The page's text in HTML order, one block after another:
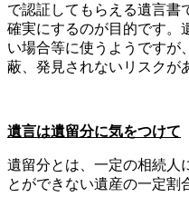
で認証してもらえる遺言書
確実にするのが目的です。
い場合等に使うようですが
蔽、発見されないリスクが
遺言は遺留分に気をつけて
遺留分とは、一定の相続人
とができない遺産の一定割